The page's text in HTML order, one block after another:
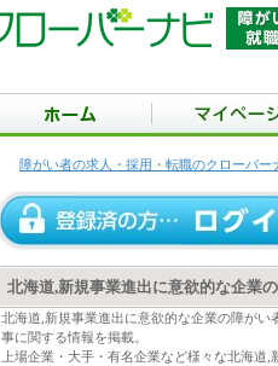
障がい者の求人・採用・転職のクローバー
北海道,新規事業進出に意欲的な企業
北海道,新規事業進出に意欲的な企業の障が
事に関する情報を掲載。
上場企業・大手・有名企業など様々な北海